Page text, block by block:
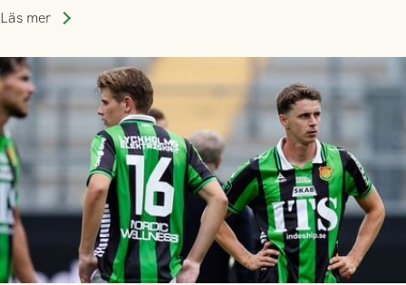
som står på reservlista eller fått förhinder.
Läs mer